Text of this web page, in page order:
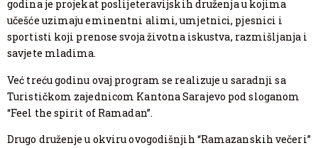
godina je projekat poslijeteravijskih druženja u kojima
učešće uzimaju eminentni alimi, umjetnici, pjesnici i
sportisti koji prenose svoja životna iskustva, razmišljanja i
savjete mladima.
Već treću godinu ovaj program se realizuje u saradnji sa
Turističkom zajednicom Kantona Sarajevo pod sloganom
“Feel the spirit of Ramadan”.
Drugo druženje u okviru ovogodišnjih “Ramazanskih večeri”